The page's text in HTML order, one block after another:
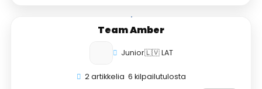
Team Amber
Junior🇱🇻 LAT
2 artikkelia 6 kilpailutulosta